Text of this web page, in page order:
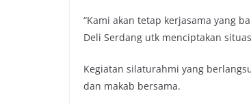
“Kami akan tetap kerjasama yang
Deli Serdang utk menciptakan
Kegiatan silaturahmi yang
dan makab bersama.